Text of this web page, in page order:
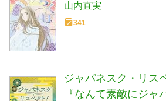
山内直実
341
ジャパネスク・リス
『なんて素敵にジャ